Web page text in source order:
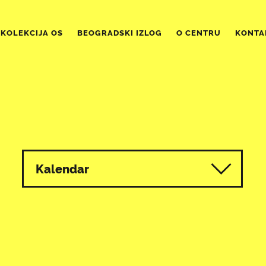
KOLEKCIJA OS BEOGRADSKI IZLOG O CENTRU
Kalendar